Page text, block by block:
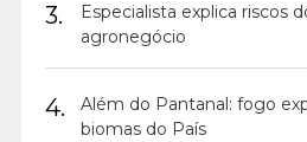
3.
Especialista explica riscos
agronegócio
4.
Além do Pantanal: fogo
biomas do País